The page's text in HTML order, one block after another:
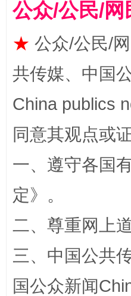
阿坝州三大球赛在茂
公众/公民/
★ 公众/公民/
共传媒、中国
China publics
同意其观点或
一、遵守各国
定》。
二、尊重网上
三、中国公共
国公众新闻